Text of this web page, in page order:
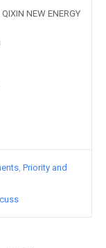
NEW ENERGY
Priority and